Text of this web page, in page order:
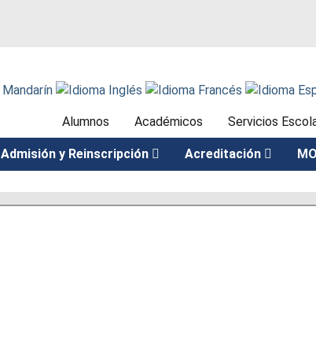
Alumnos Académicos Servicios
Admisión y Reinscripción Acreditación